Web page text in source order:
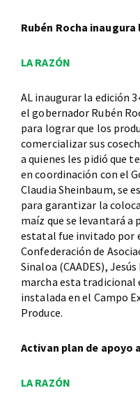
Rubén Rocha inaugura
LA RAZÓN
AL inaugurar la edición
el gobernador Rubén
para lograr que los
comercializar sus
a quienes les pidió que
en coordinación con el
Claudia Sheinbaum, se
para garantizar la
maíz que se levantará
estatal fue invitado por
Confederación de
Sinaloa (CAADES),
marcha esta tradicional
instalada en el Campo
Produce.
Activan plan de apoyo
LA RAZÓN